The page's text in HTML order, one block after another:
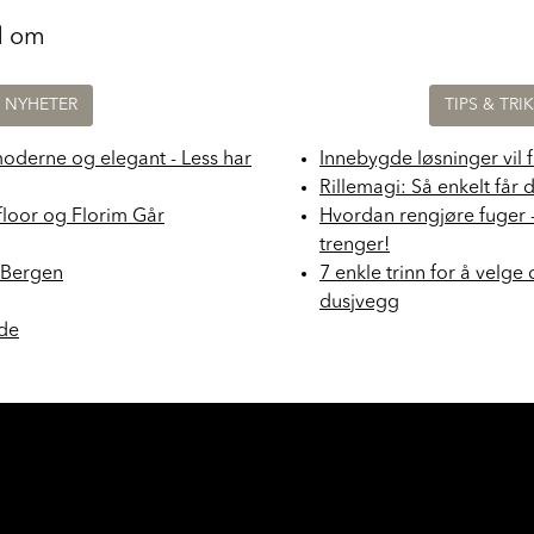
om
NYHETER
og elegant - Less har
og Florim Går
TIPS &
Innebygde løsninger vil
Rillemagi: Så enkelt får
Hvordan rengjøre fuger
trenger!
7 enkle trinn for å velge
dusjvegg